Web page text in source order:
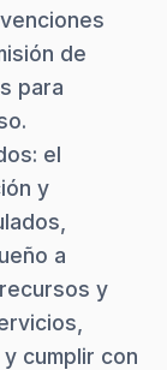
de
para
el
y
a
y
cumplir con